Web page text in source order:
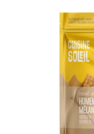
ADD TO